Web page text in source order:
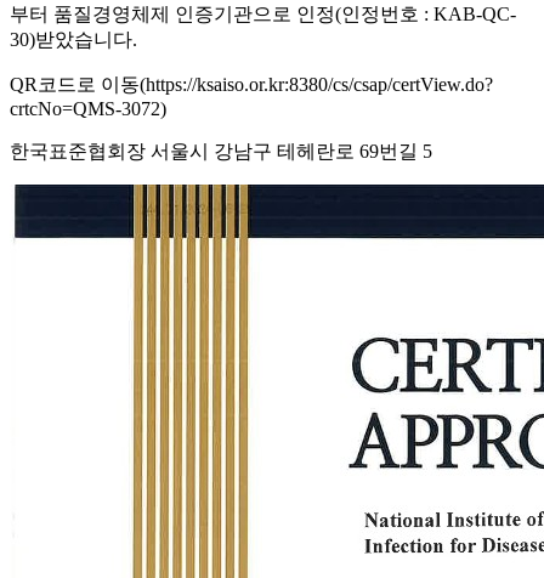
부터 품질경영체제 인증기관으로 인정(인정번호 : KAB-QC-
30)받았습니다.
QR코드로 이동(https://ksaiso.or.kr:8380/cs/csap/certView.do?
crtcNo=QMS-3072)
한국표준협회장 서울시 강남구 테헤란로 69번길 5